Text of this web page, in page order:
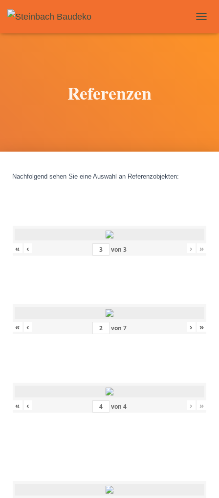
O
Referenzen
Nachfolgend sehen Sie eine Auswahl an Referenzobjekten:
« ‹ von 3 › »
« ‹ von 7 › »
« ‹ von 4 › »